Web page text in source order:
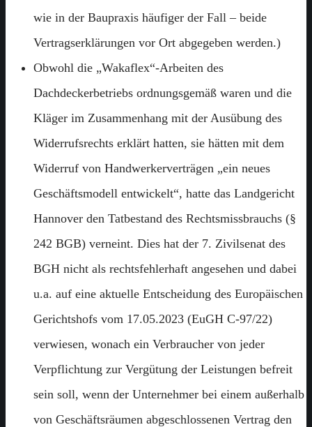
wie in der Baupraxis häufiger der Fall – beide
Vertragserklärungen vor Ort abgegeben werden.)
Obwohl die „Wakaflex“-Arbeiten des
Dachdeckerbetriebs ordnungsgemäß waren und die
Kläger im Zusammenhang mit der Ausübung des
Widerrufsrechts erklärt hatten, sie hätten mit dem
Widerruf von Handwerkerverträgen „ein neues
Geschäftsmodell entwickelt“, hatte das Landgericht
Hannover den Tatbestand des Rechtsmissbrauchs (§
242 BGB) verneint. Dies hat der 7. Zivilsenat des
BGH nicht als rechtsfehlerhaft angesehen und dabei
u.a. auf eine aktuelle Entscheidung des Europäischen
Gerichtshofs vom 17.05.2023 (EuGH C-97/22)
verwiesen, wonach ein Verbraucher von jeder
Verpflichtung zur Vergütung der Leistungen befreit
sein soll, wenn der Unternehmer bei einem außerhalb
von Geschäftsräumen abgeschlossenen Vertrag den